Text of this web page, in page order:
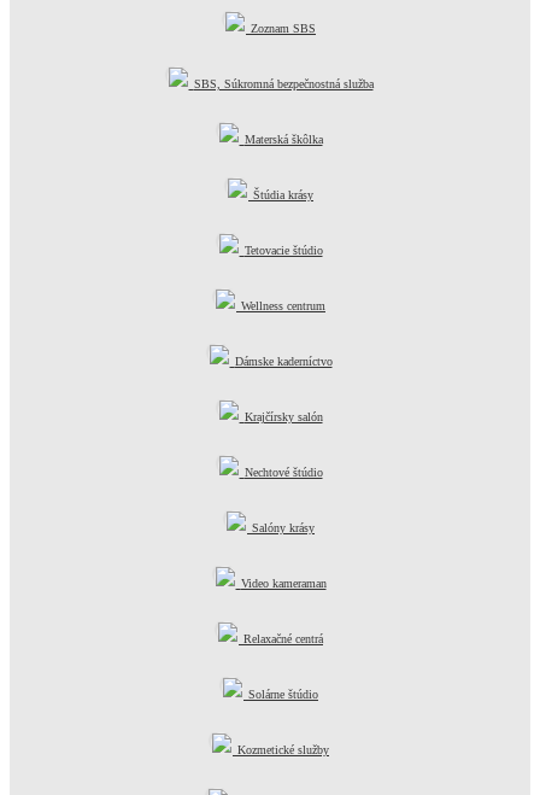
Zoznam SBS
SBS, Súkromná bezpečnostná služba
Materská škôlka
Štúdia krásy
Tetovacie štúdio
Wellness centrum
Dámske kaderníctvo
Krajčírsky salón
Nechtové štúdio
Salóny krásy
Video kameraman
Relaxačné centrá
Solárne štúdio
Kozmetické služby